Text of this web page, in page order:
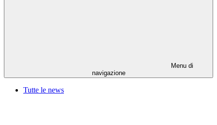
Menu di
navigazione
Tutte le news